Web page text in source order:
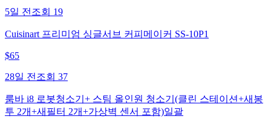
5일 전 조회 19
Cuisinart 프리미엄 싱글서브 커피메이커 SS-10P1
$65
28일 전 조회 37
룸바 i8 로봇청소기+ 스팀 올인원 청소기(클린 스테이션+새봉
투 2개+새필터 2개+가상벽 센서 포함)일괄